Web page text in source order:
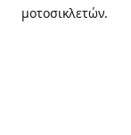
μοτοσικλετών.